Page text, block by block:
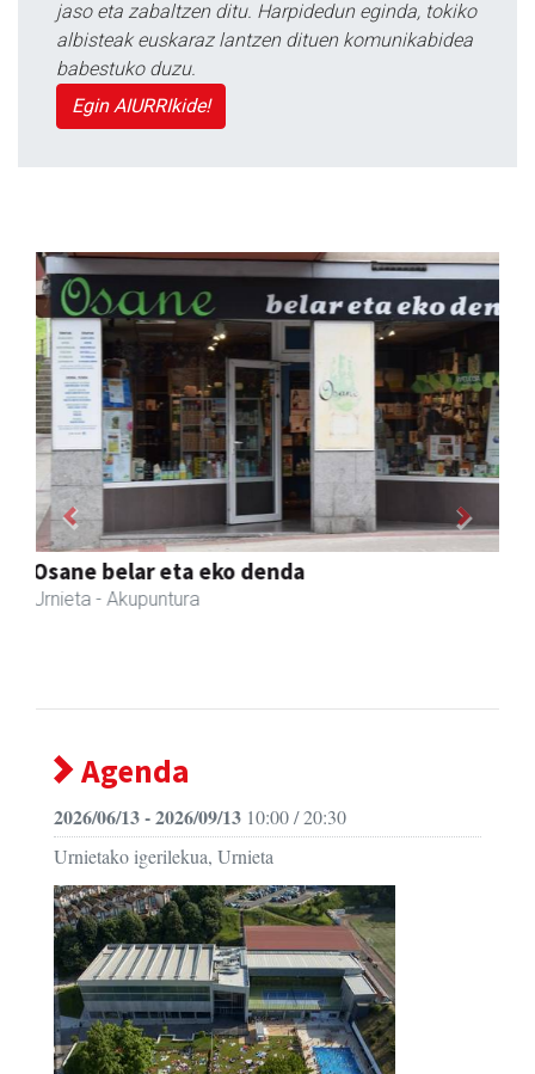
jaso eta zabaltzen ditu. Harpidedun eginda, tokiko
albisteak euskaraz lantzen dituen komunikabidea
babestuko duzu.
Egin AIURRIkide!
Barn trasteleku eta biltegi txikien alokairua
Urnieta - Trastelekuak
Previous Next
Agenda
2026/06/13 - 2026/09/13 10:00 / 20:30
Urnietako igerilekua, Urnieta